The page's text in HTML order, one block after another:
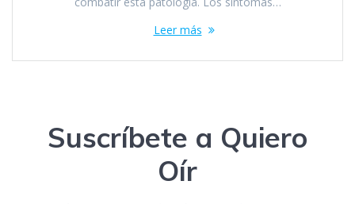
Leer más
Suscríbete a Quiero
Oír